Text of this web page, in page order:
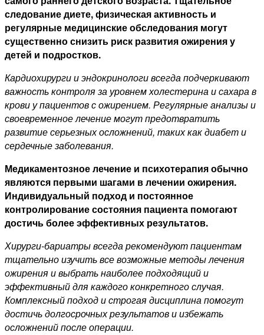
следование диете, физическая активность и
регулярные медицинские обследования могут
существенно снизить риск развития ожирения у
детей и подростков.
Кардиохирурги и эндокринологи всегда подчеркивают
важность контроля за уровнем холестерина и сахара в
крови у пациентов с ожирением. Регулярные анализы и
своевременное лечение могут предотвратить
развитие серьезных осложнений, таких как диабет и
сердечные заболевания.
Медикаментозное лечение и психотерапия обычно
являются первыми шагами в лечении ожирения.
Индивидуальный подход и постоянное
контролирование состояния пациента помогают
достичь более эффективных результатов.
Хирурги-бариатры всегда рекомендуют пациентам
тщательно изучить все возможные методы лечения
ожирения и выбрать наиболее подходящий и
эффективный для каждого конкретного случая.
Комплексный подход и строгая дисциплина помогут
достичь долгосрочных результатов и избежать
осложнений после операции.